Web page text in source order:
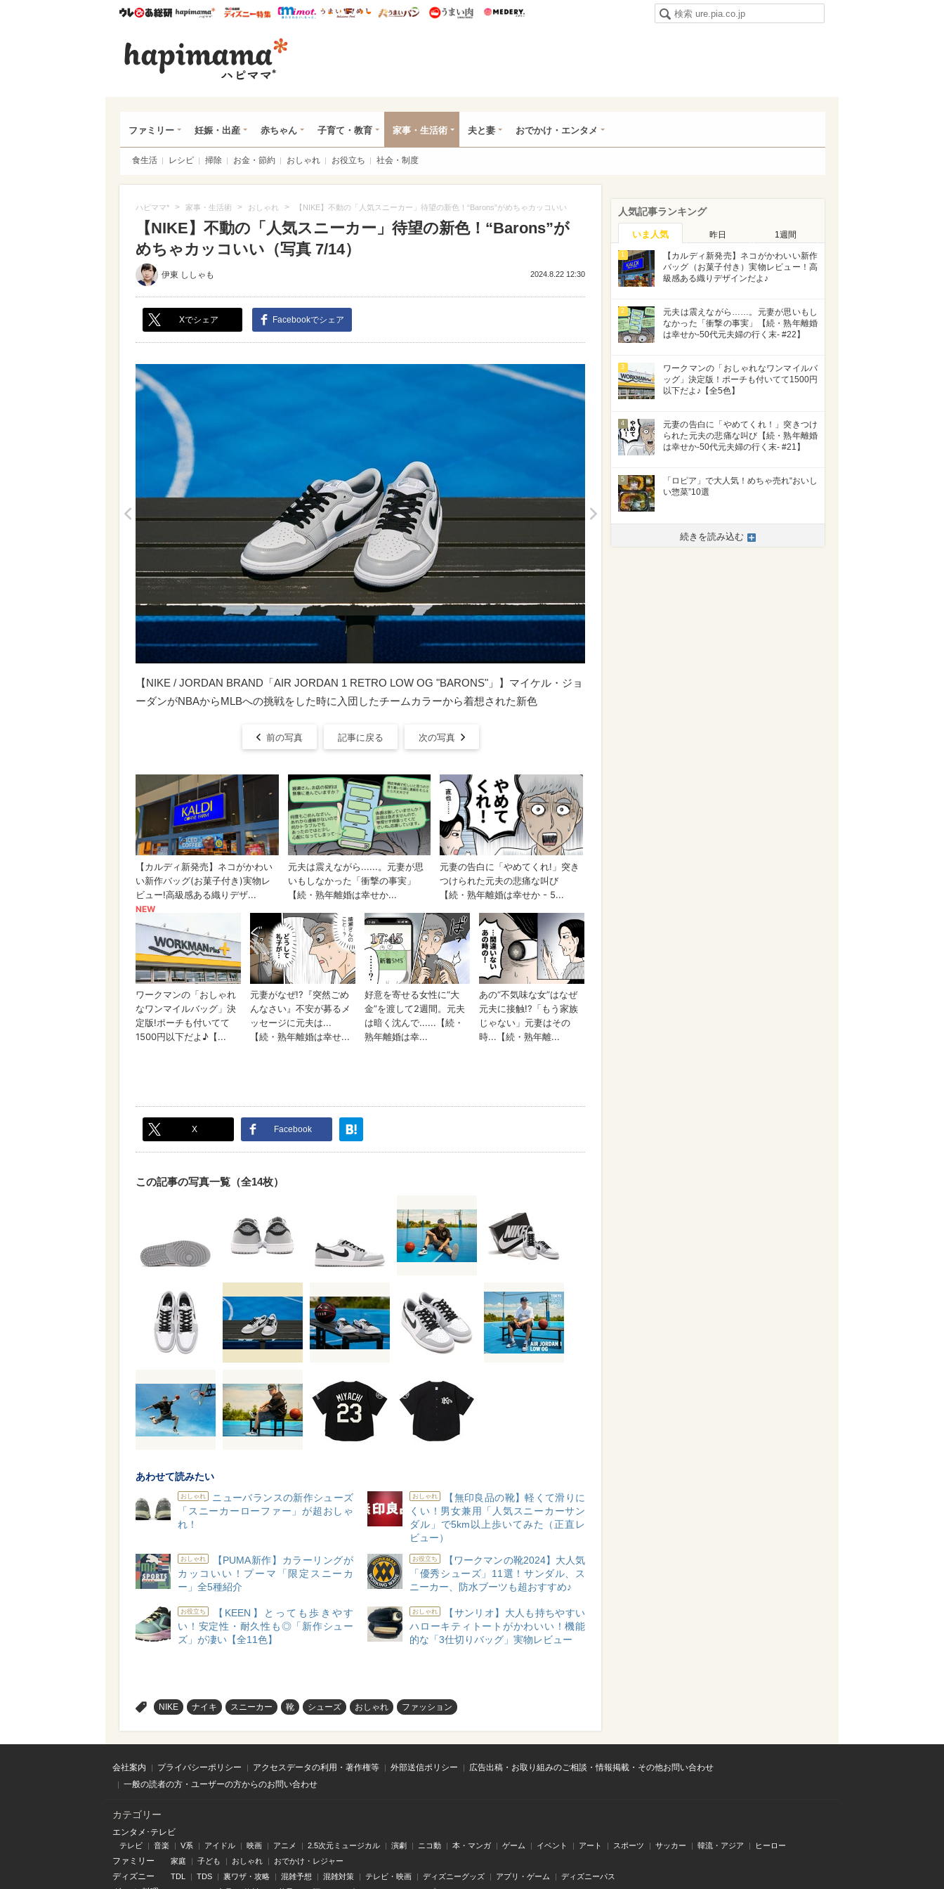
ウレぴあ総研ハピママ* ウレぴあ総研 ディズニー特集
mimot. うまいめし うまいパン うまい肉
ファミリー 妊娠・出産 赤ちゃん 子育て・教育 家事・生活術 夫と妻 おでかけ・エンタメ
食生活 レシピ 掃除 お金・節約 おしゃれ お役立ち 社会・制度
ハピママ* > 家事・生活術 > おしゃれ > 【NIKE】不動の「人気スニーカー」待望の新色！“Barons”がめちゃカッコいい
【NIKE】不動の「人気スニーカー」待望の新色！“Barons”が
めちゃカッコいい（写真 7/14）
伊東 ししゃも 2024.8.22 12:30
Xでシェア Facebookでシェア
>
【NIKE / JORDAN BRAND「AIR JORDAN 1 RETRO LOW OG "BARONS"」】マイケル・ジョ
ーダンがNBAからMLBへの挑戦をした時に入団したチームカラーから着想された新色
前の写真 記事に戻る 次の写真
X Facebook
この記事の写真一覧（全14枚）
あわせて読みたい
おしゃれ
ニューバランスの新作シューズ
「スニーカーローファー」が超おしゃ
れ！
おしゃれ
【無印良品の靴】軽くて滑りに
くい！男女兼用「人気スニーカーサン
ダル」で5km以上歩いてみた（正直レ
ビュー）
おしゃれ
【PUMA新作】カラーリングが
カッコいい！プーマ「限定スニーカ
ー」全5種紹介
お役立ち
【ワークマンの靴2024】大人気
「優秀シューズ」11選！サンダル、ス
ニーカー、防水ブーツも超おすすめ♪
お役立ち
【KEEN】とっても歩きやす
い！安定性・耐久性も◎「新作シュー
ズ」が凄い【全11色】
おしゃれ
【サンリオ】大人も持ちやすい
ハローキティトートがかわいい！機能
的な「3仕切りバッグ」実物レビュー
NIKE ナイキ スニーカー 靴 シューズ おしゃれ ファッション
人気記事ランキング
いま人気 昨日 1週間
1
【カルディ新発売】ネコがかわいい新作
バッグ（お菓子付き）実物レビュー！高
級感ある織りデザインだよ♪
2
元夫は震えながら……。元妻が思いもし
なかった「衝撃の事実」【続・熟年離婚
は幸せか-50代元夫婦の行く末- #22】
3
ワークマンの「おしゃれなワンマイルバ
ッグ」決定版！ポーチも付いてて1500円
以下だよ♪【全5色】
4
元妻の告白に「やめてくれ！」突きつけ
られた元夫の悲痛な叫び【続・熟年離婚
は幸せか-50代元夫婦の行く末- #21】
5
「ロピア」で大人気！めちゃ売れ“おいし
い惣菜”10選
続きを読み込む
会社案内 プライバシーポリシー アクセスデータの利用・著作権等 外部送信ポリシー
広告出稿・お取り組みのご相談・情報掲載・その他お問い合わせ
一般の読者の方・ユーザーの方からのお問い合わせ
カテゴリー
エンタメ･テレビ
テレビ 音楽 V系 アイドル 映画 アニメ 2.5次元ミュージカル 演劇 ニコ動 本・マンガ ゲーム イベント アート スポーツ サッカー 韓流・アジア ヒーロー
ファミリー 家庭 子ども おしゃれ おでかけ・レジャー
ディズニー TDL TDS 裏ワザ・攻略 混雑予想 混雑対策 テレビ・映画 ディズニーグッズ アプリ・ゲーム ディズニーパス